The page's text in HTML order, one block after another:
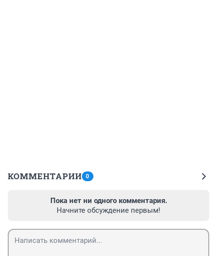
КОММЕНТАРИИ 0
Пока нет ни одного комментария.
Начните обсуждение первым!